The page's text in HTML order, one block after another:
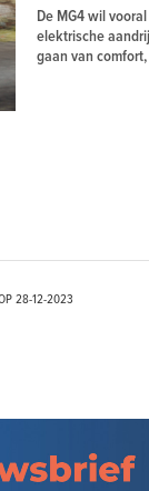
De MG4 wil
elektrische
gaan van
28-12-2023